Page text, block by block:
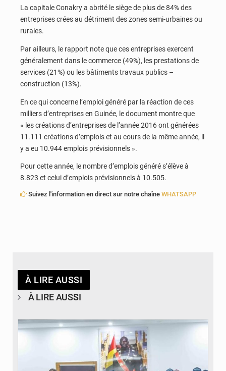
La capitale Conakry a abrité le siège de plus de 84% des
entreprises crées au détriment des zones semi-urbaines ou
rurales.
Par ailleurs, le rapport note que ces entreprises exercent
généralement dans le commerce (49%), les prestations de
services (21%) ou les bâtiments travaux publics –
construction (13%).
En ce qui concerne l’emploi généré par la réaction de ces
milliers d’entreprises en Guinée, le document montre que
« les créations d’entreprises de l’année 2016 ont générées
11.111 créations d’emplois et au cours de la même année, il
y a eu 10.944 emplois prévisionnels ».
Pour cette année, le nombre d’emplois généré s’élève à
8.823 et celui d’emplois prévisionnels à 10.505.
Suivez l'information en direct sur notre chaîne WHATSAPP
À LIRE AUSSI
À LIRE AUSSI